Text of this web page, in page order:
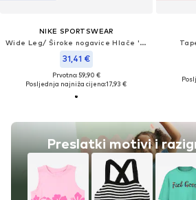
NIKE SPORTSWEAR
Wide Leg/ Široke nogavice Hlače 'CLUB'
31,41 €
Prvotno: 59,90 €
Posljednja najniža cijena:17,93 €
Preslatki motivi i